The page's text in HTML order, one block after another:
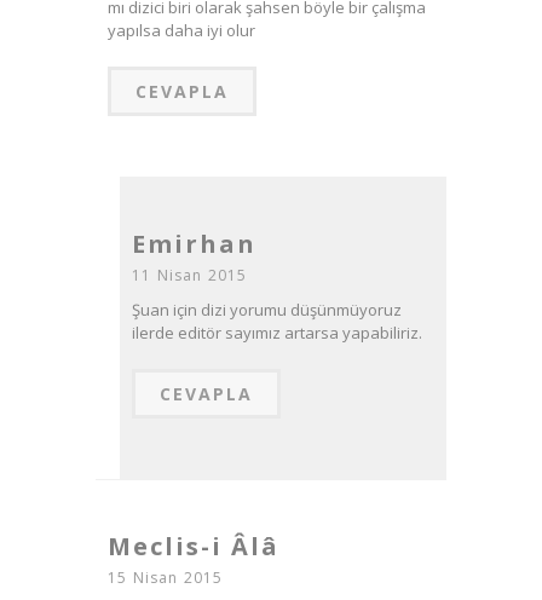
mı dizici biri olarak şahsen böyle bir çalışma
yapılsa daha iyi olur
CEVAPLA
Emirhan
11 Nisan 2015
Şuan için dizi yorumu düşünmüyoruz
ilerde editör sayımız artarsa yapabiliriz.
CEVAPLA
Meclis-i Âlâ
15 Nisan 2015